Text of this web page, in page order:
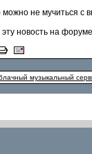
не мучиться с
новость на форуме
музыкальный